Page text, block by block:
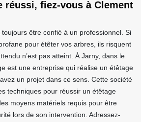
réussi, fiez-vous à Clement
toujours être confié à un professionnel. Si
pour étêter vos arbres, ils risquent
n’est pas atteint. À Jarny, dans le
est une entreprise qui réalise un étêtage
un projet dans ce sens. Cette société
techniques pour réussir un étêtage
moyens matériels requis pour être
lors de son intervention. Adressez-